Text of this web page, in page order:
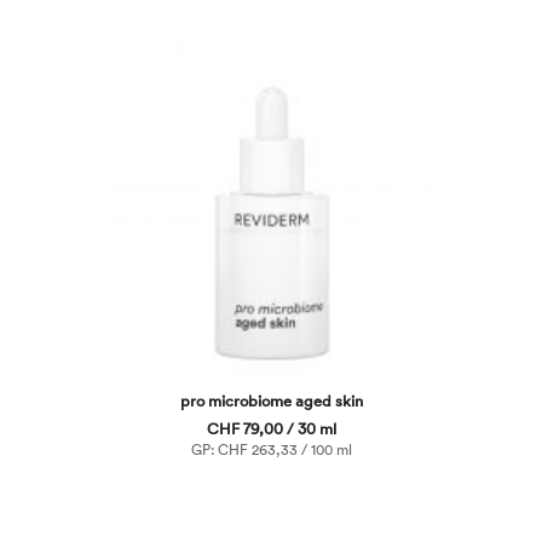
pro microbiome aged skin
CHF 79,00 / 30 ml
GP: CHF 263,33 / 100 ml